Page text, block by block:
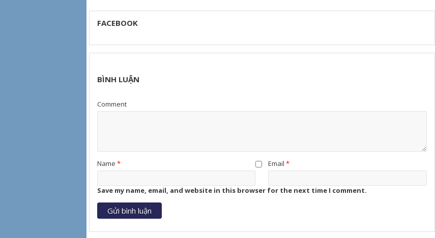
FACEBOOK
BÌNH LUẬN
Comment
Name * Email *
Save my name, email, and website in this browser for the next time I comment.